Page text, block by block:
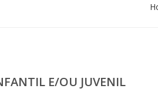
E/OU JUVENIL